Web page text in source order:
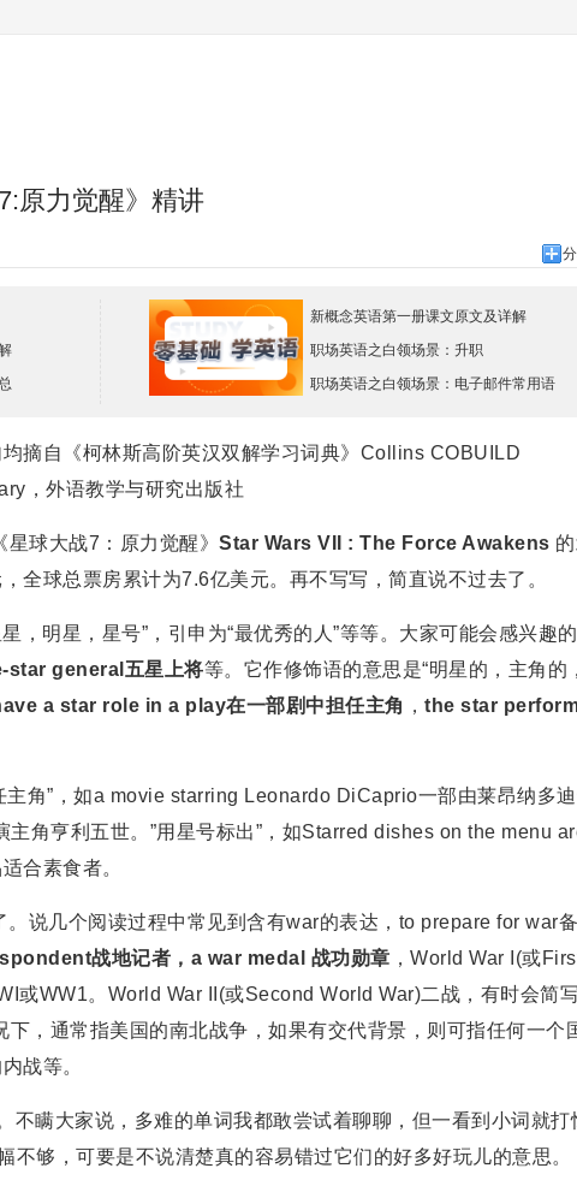
原力觉醒》精讲
新概念英语第一册课文原文及详解
职场英语之白领场景：升职
职场英语之白领场景：电子邮件常用语
自《柯林斯高阶英汉双解学习词典》Collins COBUILD
，外语教学与研究出版社
球大战7：原力觉醒》 Star Wars VII : The Force Awakens
全球总票房累计为7.6亿美元。再不写写，简直说不过去了。
，明星，星号”，引申为“最优秀的人”等等。大家可能会感兴趣
general五星上将等。它作修饰语的意思是“明星的，主角的
a star role in a play在一部剧中担任主角 ， the star
主角”，如a movie starring Leonardo DiCaprio一部由莱昂纳多
角亨利五世。”用星号标出”，如Starred dishes on the menu
合素食者。
。说几个阅读过程中常见到含有war的表达，to prepare for war备
战地记者，a war medal 战功勋章 ，World War I(或
或WW1。World War II(或Second World War)二战，有时会简写
，通常指美国的南北战争，如果有交代背景，则可指任何一个
战等。
不瞒大家说，多难的单词我都敢尝试着聊聊，但一看到小词就打
不够，可要是不说清楚真的容易错过它们的好多好玩儿的意思。